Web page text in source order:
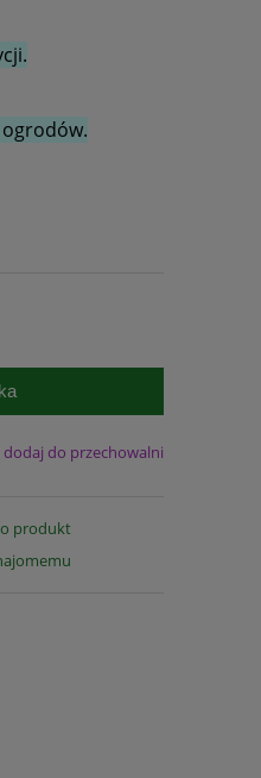
dodaj do przechowalni
produkt